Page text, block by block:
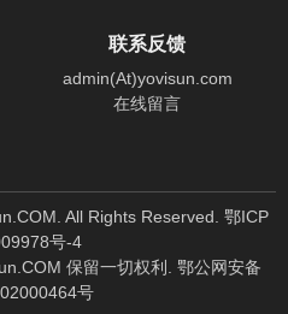
联系反馈
admin(At)yovisun.com
在线留言
All Rights Reserved. 鄂ICP
号-4
保留一切权利. 鄂公网安备
号